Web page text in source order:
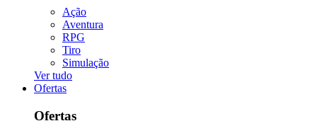
Ação
Aventura
RPG
Tiro
Simulação
Ver tudo
Ofertas
Ofertas